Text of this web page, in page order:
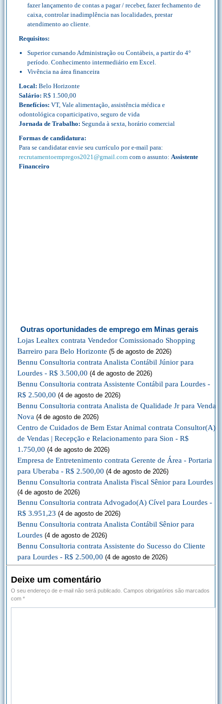
fazer lançamento de contas a pagar / receber, fazer fechamento de
caixa, controlar inadimplência nas localidades, prestar
atendimento ao cliente.
Requisitos:
Superior cursando Administração ou Contábeis, a partir do 4°
período. Conhecimento intermediário em Excel.
Vivência na área financeira
Local: Belo Horizonte
Salário: R$ 1.500,00
Benefícios: VT, Vale alimentação, assistência médica e
odontológica coparticipativo, seguro de vida
Jornada de Trabalho: Segunda à sexta, horário comercial
Formas de candidatura:
Para se candidatar envie seu currículo por e-mail para:
recrutamentoempregos2021@gmail.com com o assunto: Assistente
Financeiro
Outras oportunidades de emprego em Minas gerais
Lojas Lealtex contrata Vendedor Comissionado Shopping
Barreiro para Belo Horizonte (5 de agosto de 2026)
Bennu Consultoria contrata Analista Contábil Júnior para
Lourdes - R$ 3.500,00 (4 de agosto de 2026)
Bennu Consultoria contrata Assistente Contábil para Lourdes -
R$ 2.500,00 (4 de agosto de 2026)
Bennu Consultoria contrata Analista de Qualidade Jr para Venda
Nova (4 de agosto de 2026)
Centro de Cuidados de Bem Estar Animal contrata Consultor(A)
de Vendas | Recepção e Relacionamento para Sion - R$
1.750,00 (4 de agosto de 2026)
Empresa de Entretenimento contrata Gerente de Área - Portaria
para Uberaba - R$ 2.500,00 (4 de agosto de 2026)
Bennu Consultoria contrata Analista Fiscal Sênior para Lourdes
(4 de agosto de 2026)
Bennu Consultoria contrata Advogado(A) Cível para Lourdes -
R$ 3.951,23 (4 de agosto de 2026)
Bennu Consultoria contrata Analista Contábil Sênior para
Lourdes (4 de agosto de 2026)
Bennu Consultoria contrata Assistente do Sucesso do Cliente
para Lourdes - R$ 2.500,00 (4 de agosto de 2026)
Deixe um comentário
O seu endereço de e-mail não será publicado. Campos obrigatórios são marcados
com *